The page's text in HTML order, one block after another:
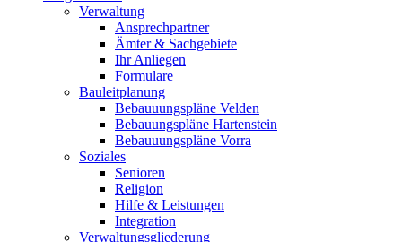
Verwaltung
Ansprechpartner
Ämter & Sachgebiete
Ihr Anliegen
Formulare
Bauleitplanung
Bebauuungspläne Velden
Bebauungspläne Hartenstein
Bebauuungspläne Vorra
Soziales
Senioren
Religion
Hilfe & Leistungen
Integration
Verwaltungsgliederung